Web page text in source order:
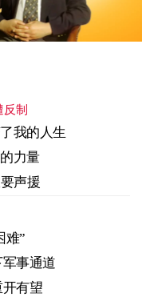
制
我的人生
力量
声援
难”
事通道
开有望